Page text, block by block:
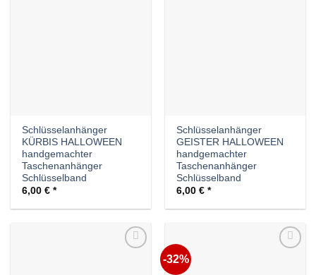
Schlüsselanhänger
KÜRBIS HALLOWEEN
handgemachter
Taschenanhänger
Schlüsselband
6,00€
Schlüsselanhänger
GEISTER HALLOWEEN
handgemachter
Taschenanhänger
Schlüsselband
6,00€
-32%